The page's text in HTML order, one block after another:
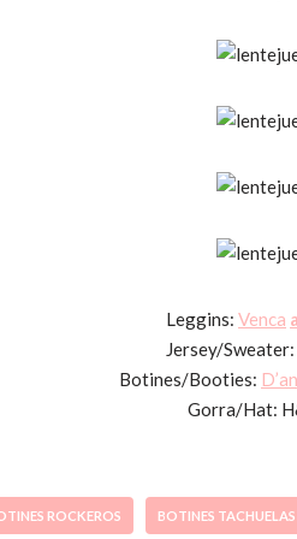
Leggins: Venca
Jersey/
Botines/Booties:
Gorra/Hat:
ROCKEROS BOTINES TACHUELAS